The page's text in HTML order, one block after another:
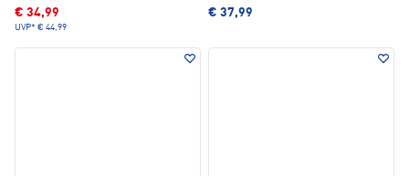
€ 34,99
UVP* € 44,99
€ 37,99